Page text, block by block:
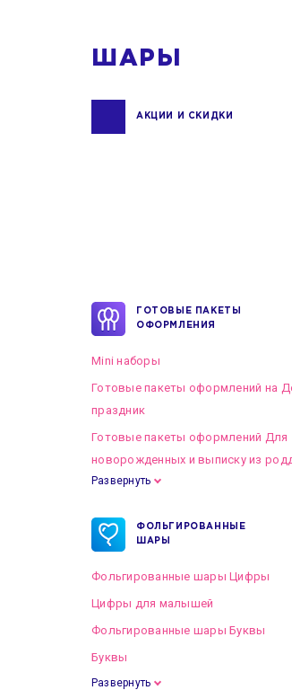
ШАРЫ
АКЦИИ И СКИДКИ
ГОТОВЫЕ ПАКЕТЫ
ОФОРМЛЕНИЯ
Mini наборы
Готовые пакеты оформлений на
праздник
Готовые пакеты оформлений Для
новорожденных и выписку из
Готовые пакеты оформлений на
Развернуть
ФОЛЬГИРОВАННЫЕ
ШАРЫ
Фольгированные шары Цифры
Цифры для малышей
Фольгированные шары Буквы
Буквы
Развернуть